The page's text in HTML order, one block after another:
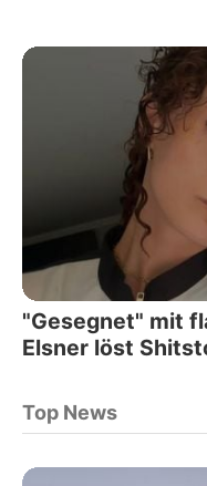
"Gesegnet" mit
Elsner löst
Top News